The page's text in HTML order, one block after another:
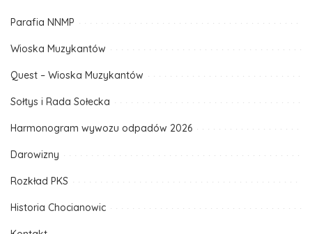
Parafia NNMP
Wioska Muzykantów
Quest – Wioska Muzykantów
Sołtys i Rada Sołecka
Harmonogram wywozu odpadów 2026
Darowizny
Rozkład PKS
Historia Chocianowic